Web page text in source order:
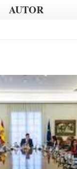
AUTOR